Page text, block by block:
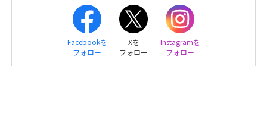
Facebookを
フォロー
Xを
フォロー
Instagramを
フォロー